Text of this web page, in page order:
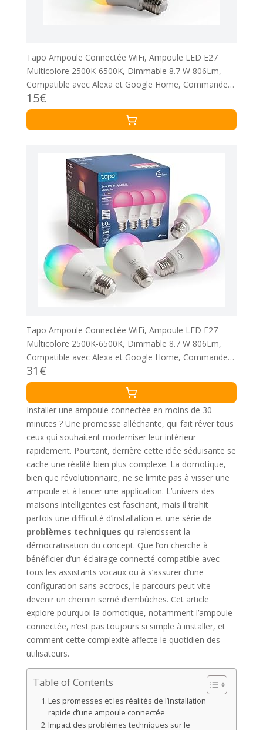
Tapo Ampoule Connectée WiFi, Ampoule LED E27
Multicolore 2500K-6500K, Dimmable 8.7 W 806Lm,
Compatible avec Alexa et Google Home, Commande
Vocale, Economie d'énergie, L530E(2-pack)
15€
Tapo Ampoule Connectée WiFi, Ampoule LED E27
Multicolore 2500K-6500K, Dimmable 8.7 W 806Lm,
Compatible avec Alexa et Google Home, Commande
Vocale, Economie d'énergie, L530E(4-pack)
31€
Installer une ampoule connectée en moins de 30
minutes ? Une promesse alléchante, qui fait rêver tous
ceux qui souhaitent moderniser leur intérieur
rapidement. Pourtant, derrière cette idée séduisante se
cache une réalité bien plus complexe. La domotique,
bien que révolutionnaire, ne se limite pas à visser une
ampoule et à lancer une application. L’univers des
maisons intelligentes est fascinant, mais il trahit
parfois une difficulté d’installation et une série de
problèmes techniques qui ralentissent la
démocratisation du concept. Que l’on cherche à
bénéficier d’un éclairage connecté compatible avec
tous les assistants vocaux ou à s’assurer d’une
configuration sans accrocs, le parcours peut vite
devenir un chemin semé d’embûches. Cet article
explore pourquoi la domotique, notamment l’ampoule
connectée, n’est pas toujours si simple à installer, et
comment cette complexité affecte le quotidien des
utilisateurs.
Table of Contents
Les promesses et les réalités de l’installation
rapide d’une ampoule connectée
Impact des problèmes techniques sur le